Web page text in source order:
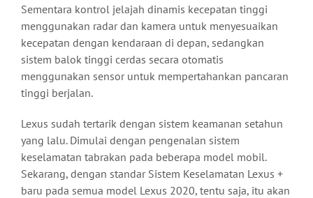
Sementara kontrol jelajah dinamis kecepatan tinggi
menggunakan radar dan kamera untuk menyesuaikan
kecepatan dengan kendaraan di depan, sedangkan
sistem balok tinggi cerdas secara otomatis
menggunakan sensor untuk mempertahankan pancaran
tinggi berjalan.
Lexus sudah tertarik dengan sistem keamanan setahun
yang lalu. Dimulai dengan pengenalan sistem
keselamatan tabrakan pada beberapa model mobil.
Sekarang, dengan standar Sistem Keselamatan Lexus +
baru pada semua model Lexus 2020, tentu saja, itu akan